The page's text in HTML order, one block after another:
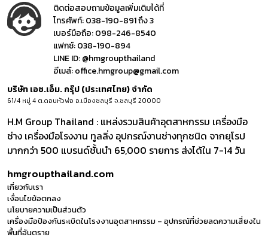
ติดต่อสอบถามข้อมูลเพิ่มเติมได้ที่
โทรศัพท์:038-190-891 ถึง 3
เบอร์มือถือ:098-246-8540
แฟกซ์:038-190-894
LINE ID:@hmgroupthailand
อีเมล์:office.hmgroup@gmail.com
บริษัท เอช.เอ็ม. กรุ๊ป (ประเทศไทย) จำกัด
61/4 หมู่ 4 ต.ดอนหัวฬ่อ อ.เมืองชลบุรี จ.ชลบุรี 20000
H.M Group Thailand : แหล่งรวมสินค้าอุตสาหกรรม เครื่องมือ
ช่าง เครื่องมือโรงงาน ทูลลิ่ง อุปกรณ์งานช่างทุกชนิด จากยุโรป
มากกว่า 500 แบรนด์ชั้นนำ 65,000 รายการ ส่งได้ใน 7-14 วัน
hmgroupthailand.com
เกี่ยวกับเรา
เงื่อนไขข้อตกลง
นโยบายความเป็นส่วนตัว
เครื่องมือป้องกันระเบิดในโรงงานอุตสาหกรรม – อุปกรณ์ที่ช่วยลดความเสี่ยงใน
พื้นที่อันตราย